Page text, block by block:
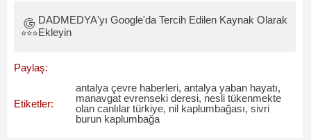
DADMEDYA'yı Google'da Tercih Edilen Kaynak Olarak
Ekleyin
Paylaş:
Etiketler:
antalya çevre haberleri,antalya yaban hayatı,
manavgat evrenseki deresi, nesli tükenmekte
olan canlılar türkiye, nil kaplumbağası,sivri
burun kaplumbağa